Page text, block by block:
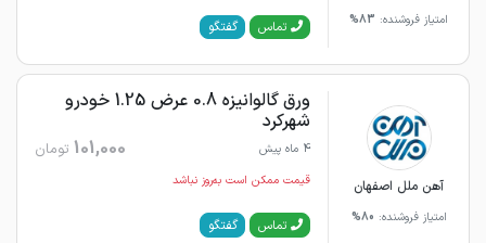
امتیاز فروشنده: 83% تماس گفتگو
آهن ملل اصفهان
امتیاز فروشنده: 80%
ورق گالوانیزه 0.8 عرض 1.25 خودرو
شهرکرد
4 ماه پیش 101,000 تومان
قیمت ممکن است به‌روز نباشد
تماس گفتگو